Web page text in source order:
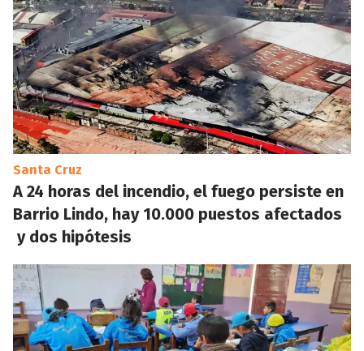
Santa Cruz
A 24 horas del incendio, el fuego persiste en
Barrio Lindo, hay 10.000 puestos afectados
y dos hipótesis